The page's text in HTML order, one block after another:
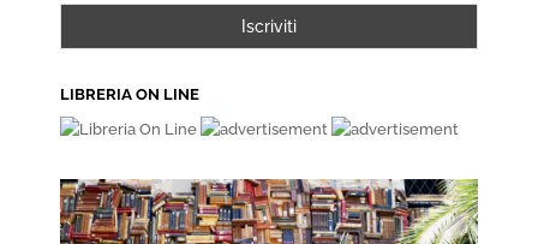
LIBRERIA ON LINE